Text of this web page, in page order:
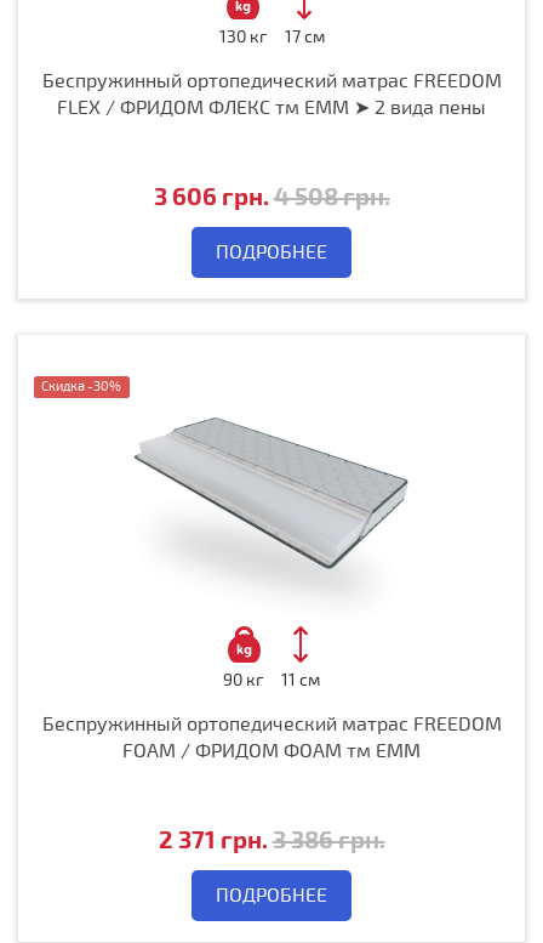
130 кг 17 см
Беспружинный ортопедический матрас FREEDOM
FLEX / ФРИДОМ ФЛЕКС тм ЕММ ➤ 2 вида пены
3 606 грн.4 508 грн.
ПОДРОБНЕЕ
Скидка -30%
90 кг 11 см
Беспружинный ортопедический матрас FREEDOM
FOAM / ФРИДОМ ФОАМ тм ЕММ
2 371 грн.3 386 грн.
ПОДРОБНЕЕ